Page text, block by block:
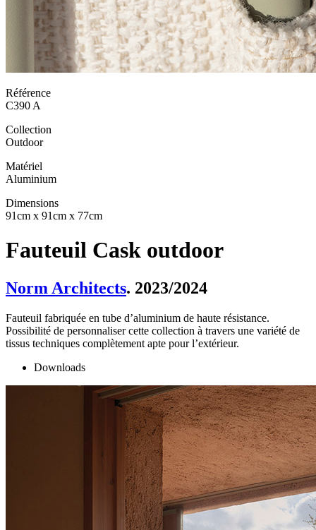
Référence
C390 A
Collection
Outdoor
Matériel
Aluminium
Dimensions
91cm x 91cm x 77cm
Fauteuil Cask outdoor
Norm Architects. 2023/2024
Fauteuil fabriquée en tube d’aluminium de haute résistance.
Possibilité de personnaliser cette collection à travers une variété de
tissus techniques complètement apte pour l’extérieur.
Downloads